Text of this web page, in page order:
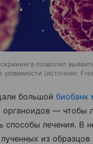
позволил
уязвимости
источник:
большойбиобанк
— чтобы
способы лечения. В
из образцов